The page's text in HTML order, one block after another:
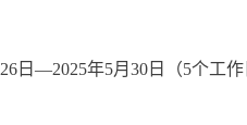
日—2025年5月30日（5个工